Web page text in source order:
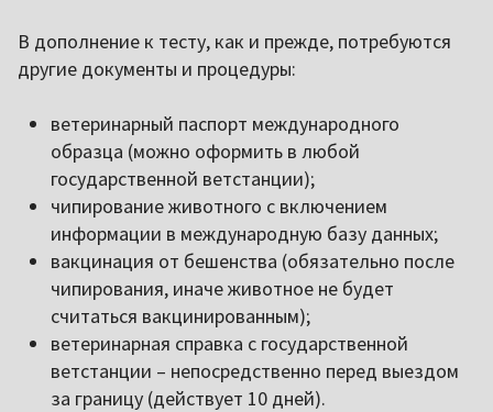
В дополнение к тесту, как и прежде, потребуются
другие документы и процедуры:
ветеринарный паспорт международного
образца (можно оформить в любой
государственной ветстанции);
чипирование животного с включением
информации в международную базу данных;
вакцинация от бешенства (обязательно после
чипирования, иначе животное не будет
считаться вакцинированным);
ветеринарная справка с государственной
ветстанции – непосредственно перед выездом
за границу (действует 10 дней).